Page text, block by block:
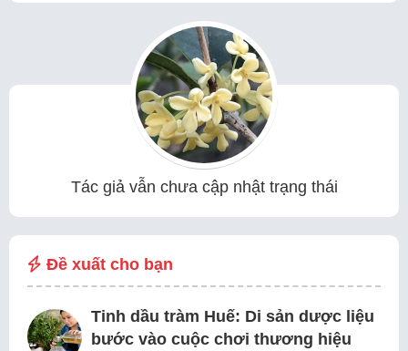
Tác giả vẫn chưa cập nhật trạng thái
Đề xuất cho bạn
Tinh dầu tràm Huế: Di sản dược liệu
bước vào cuộc chơi thương hiệu